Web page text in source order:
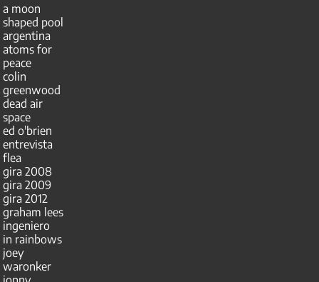
a moon
shaped pool
argentina
atoms for
peace
colin
greenwood
dead air
space
ed o'brien
entrevista
flea
gira 2008
gira 2009
gira 2012
graham lees
ingeniero
in rainbows
joey
waronker